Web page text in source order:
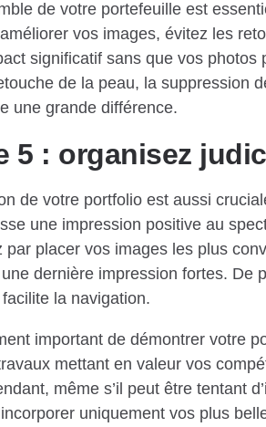
de votre portefeuille est
vos images, évitez les
significatif sans que vos
de la peau, la suppression
une grande différence.
5 : organisez
de votre portfolio est aussi
une impression positive au
par placer vos images les plus
dernière impression fortes. De
la navigation.
important de démontrer votre
mettant en valeur vos
même s’il peut être tentant
uniquement vos plus